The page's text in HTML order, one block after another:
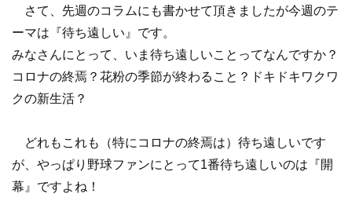
さて、先週のコラムにも書かせて頂きましたが今週のテ
ーマは『待ち遠しい』です。
みなさんにとって、いま待ち遠しいことってなんですか？
コロナの終焉？花粉の季節が終わること？ドキドキワクワ
クの新生活？
どれもこれも（特にコロナの終焉は）待ち遠しいです
が、やっぱり野球ファンにとって1番待ち遠しいのは『開
幕』ですよね！